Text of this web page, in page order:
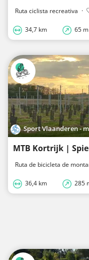
Ruta ciclista recreativa ·
34,7 km 65 m
Sport Vlaanderen -
Ruta de bicicleta de
36,4 km 285